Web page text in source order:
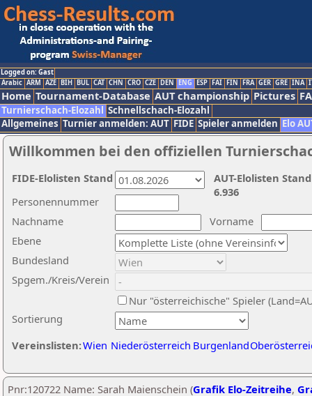
Logged on: Gast
Arabic ARM AZE BIH BUL CAT CHN CRO CZE DEN ENG ESP FAI FIN FRA GER GRE INA
Home Tournament-Database AUT championship Pictures
Turnierschach-Elozahl Schnellschach-Elozahl
Allgemeines Turnier anmelden: AUT FIDE Spieler anmelden Elo
Willkommen bei den offiziellen
Nachname
Vorname
Ebene
Sortierung
Personennummer
Bundesland
Spgem./Kreis/Verein
Nur "österreichische" Spieler
Vereinslisten:Wien Niederösterreich Burgenland
AUT-Elolisten
6.936
FIDE-Elolisten Stand
Pnr:120722 Name: Sarah Maienschein (Grafik Elo-Zeitreihe,